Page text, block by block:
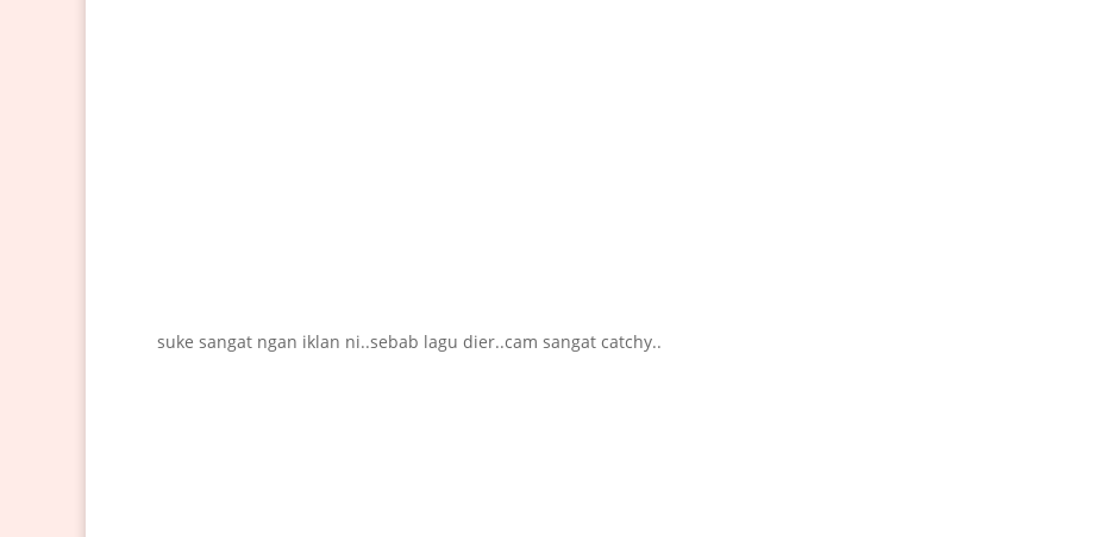
suke sangat ngan iklan ni..sebab lagu dier..cam sangat catchy..